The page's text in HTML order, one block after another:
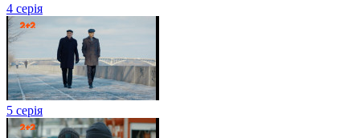
4 серія
5 серія